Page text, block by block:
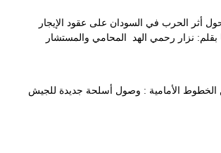
أثر الحرب في السودان على عقود الإيجار
بقلم: نزار رحمي الهد المحامي والمستشار
الخطوط الأمامية : وصول أسلحة جديدة للجيش